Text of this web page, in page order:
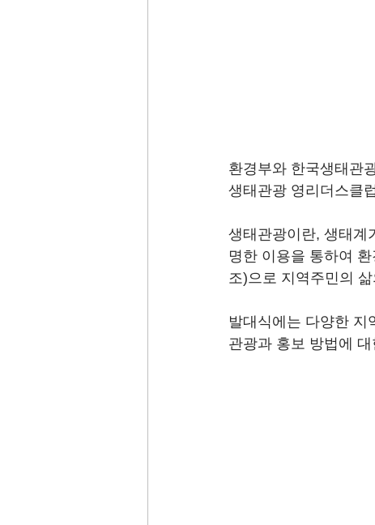
환경부와 한국생태관
생태관광 영리더스클
생태관광이란, 생태계
명한 이용을 통하여
조)으로 지역주민의
발대식에는 다양한 지
관광과 홍보 방법에